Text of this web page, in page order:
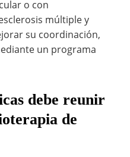
o con
múltiple y
su coordinación,
un programa
debe reunir
de